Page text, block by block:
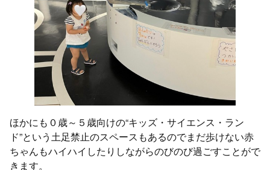
ほかにも０歳～５歳向けの“キッズ・サイエンス・ラン
ド”という土足禁止のスペースもあるのでまだ歩けない赤
ちゃんもハイハイしたりしながらのびのび過ごすことがで
きます。